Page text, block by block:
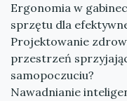
Ergonomia w
sprzętu dla
Projektowanie
przestrzeń
samopoczuciu?
Nawadnianie